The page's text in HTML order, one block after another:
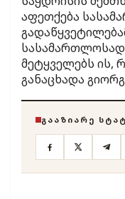
აფეთქება
მეტყველებს ის,
განაცხადა
ᲒᲐᲐᲖᲘᲐᲠᲔ